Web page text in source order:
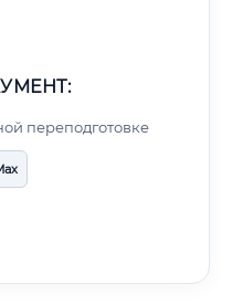
переподготовке